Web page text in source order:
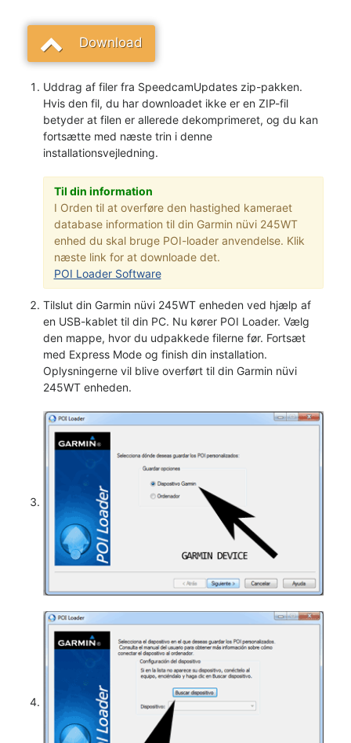
Download
Uddrag af filer fra SpeedcamUpdates zip-pakken.
Hvis den fil, du har downloadet ikke er en ZIP-fil
betyder at filen er allerede dekomprimeret, og du kan
fortsætte med næste trin i denne
installationsvejledning.
Til din information
I Orden til at overføre den hastighed kameraet
database information til din Garmin nüvi 245WT
enhed du skal bruge POI-loader anvendelse. Klik
næste link for at downloade det.
POI Loader Software
Tilslut din Garmin nüvi 245WT enheden ved hjælp af
en USB-kablet til din PC. Nu kører POI Loader. Vælg
den mappe, hvor du udpakkede filerne før. Fortsæt
med Express Mode og finish din installation.
Oplysningerne vil blive overført til din Garmin nüvi
245WT enheden.